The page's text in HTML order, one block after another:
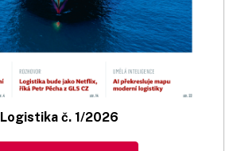
Logistika č. 1/2026